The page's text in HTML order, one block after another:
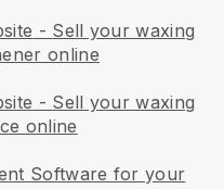
- Sell your waxing
online
- Sell your waxing
online
Software for your